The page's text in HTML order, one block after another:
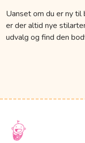
Uanset om du er ny til
er der altid nye
udvalg og find den